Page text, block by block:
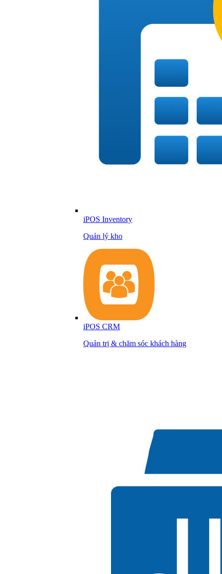
iPOS Inventory
Quản lý kho
iPOS CRM
Quản trị & chăm sóc khách hàng